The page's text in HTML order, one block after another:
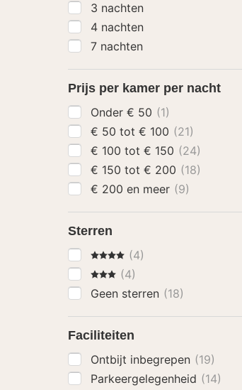
3 nachten
4 nachten
7 nachten
Prijs per kamer per nacht
Onder € 50 (1)
€ 50 tot € 100 (21)
€ 100 tot € 150 (24)
€ 150 tot € 200 (18)
€ 200 en meer (9)
Sterren
4 Sterren
(4)
3 Sterren
(4)
Geen sterren (18)
Faciliteiten
Ontbijt inbegrepen (19)
Parkeergelegenheid (14)